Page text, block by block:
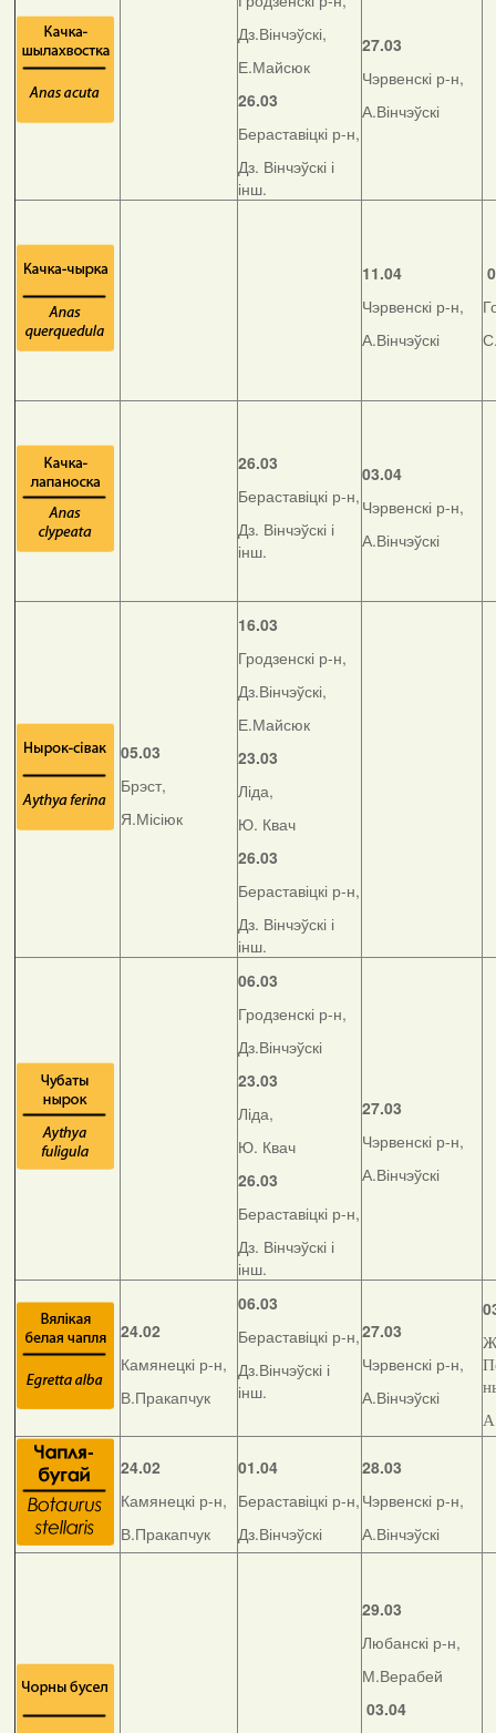
Дз.Вінчэўскі,
Е.Майсюк
26.03
Бераставіцкі р-н,
Дз. Вінчэўскі і
інш.
27.03
Чэрвенскі р-н,
А.Вінчэўскі
11.04
Чэрвенскі р-н,
А.Вінчэўскі
26.03
Бераставіцкі р-н,
Дз. Вінчэўскі і
інш.
03.04
Чэрвенскі р-н,
А.Вінчэўскі
05.03
Брэст,
Я.Місіюк
16.03
Гродзенскі р-н,
Дз.Вінчэўскі,
Е.Майсюк
23.03
Ліда,
Ю. Квач
26.03
Бераставіцкі р-н,
Дз. Вінчэўскі і
інш.
06.03
Гродзенскі р-н,
Дз.Вінчэўскі
23.03
Ліда,
Ю. Квач
26.03
Бераставіцкі р-н,
Дз. Вінчэўскі і
інш.
27.03
Чэрвенскі р-н,
А.Вінчэўскі
24.02
Камянецкі р-н,
В.Пракапчук
06.03
Бераставіцкі р-н,
Дз.Вінчэўскі і
інш.
27.03
Чэрвенскі р-н,
А.Вінчэўскі
24.02
Камянецкі р-н,
В.Пракапчук
01.04
Бераставіцкі р-н,
Дз.Вінчэўскі
28.03
Чэрвенскі р-н,
А.Вінчэўскі
29.03
Любанскі р-н,
М.Верабей
03.04